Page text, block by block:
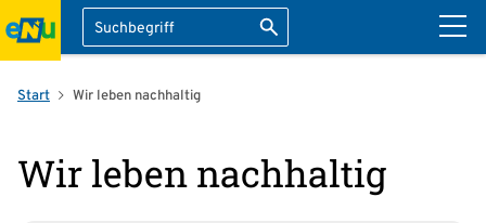
Suche Suche starten
überspringen
Start Wir leben nachhaltig
Wir leben nachhaltig